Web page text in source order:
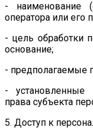
- наименование
оператора или его
- цель обработки
основание;
- предполагаемые
-
права субъекта
5. Доступ к